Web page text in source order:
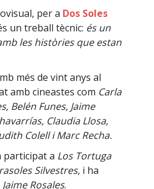
per a Dos Soles
un treball tècnic: és un
les històries que estan
més de vint anys al
amb cineastes com Carla
Belén Funes, Jaime
Claudia Llosa,
Colell i Marc Recha.
participat a Los Tortuga
Silvestres, i ha
Jaime Rosales.